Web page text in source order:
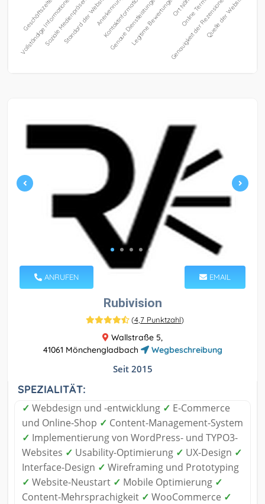
ANRUFEN EMAIL
Rubivision
(4,7 Punktzahl)
Wallstraße 5,
41061 Mönchengladbach
Wegbeschreibung
Seit 2015
SPEZIALITÄT:
✓ Webdesign und -entwicklung ✓ E-Commerce
und Online-Shop ✓ Content-Management-System
✓ Implementierung von WordPress- und TYPO3-
Websites ✓ Usability-Optimierung ✓ UX-Design ✓
Interface-Design ✓ Wireframing und Prototyping
✓ Website-Neustart ✓ Mobile Optimierung ✓
Content-Mehrsprachigkeit ✓ WooCommerce ✓